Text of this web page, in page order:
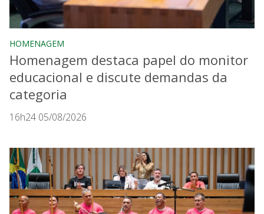
HOMENAGEM
Homenagem destaca papel do monitor
educacional e discute demandas da
categoria
16h24 05/08/2026